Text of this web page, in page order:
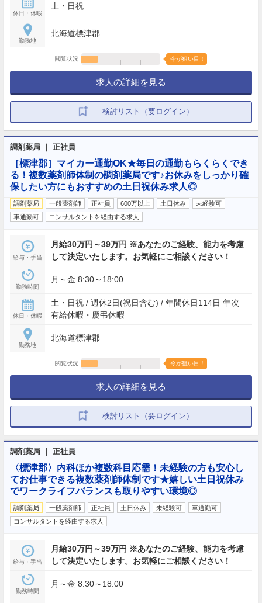
休日・休暇
土・日祝
勤務地
北海道標津郡
閲覧状況 今が狙い目！
求人の詳細を見る
検討リスト（要ログイン）
調剤薬局 ｜ 正社員
［標津郡］マイカー通勤OK★毎日の通勤もらくらくでき
る！複数薬剤師体制の調剤薬局です♪お休みをしっかり確
保したい方にもおすすめの土日祝休み求人◎
調剤薬局 一般薬剤師 正社員 600万以上 土日休み
未経験可
車通勤可
コンサルタントを経由する求人
給与・手当
月給30万円～39万円 ※あなたのご経験、能力を考慮
して決定いたします。お気軽にご相談ください！
勤務時間
月～金 8:30～18:00
休日・休暇
土・日祝 / 週休2日(祝日含む) / 年間休日114日 年次
有給休暇・慶弔休暇
勤務地
北海道標津郡
閲覧状況 今が狙い目！
求人の詳細を見る
検討リスト（要ログイン）
調剤薬局 ｜ 正社員
〈標津郡〉内科ほか複数科目応需！未経験の方も安心し
てお仕事できる複数薬剤師体制です★嬉しい土日祝休み
でワークライフバランスも取りやすい環境◎
調剤薬局 一般薬剤師 正社員 土日休み 未経験可
車通勤可
コンサルタントを経由する求人
給与・手当
月給30万円～39万円 ※あなたのご経験、能力を考慮
して決定いたします。お気軽にご相談ください！
勤務時間
月～金 8:30～18:00